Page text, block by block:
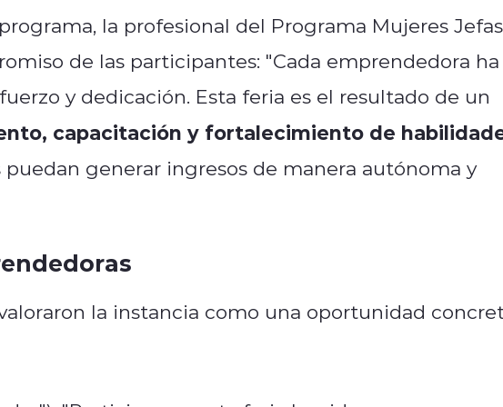
la profesional del Programa Mujeres Jefas
de las participantes: "Cada emprendedora ha
y dedicación. Esta feria es el resultado de un
capacitación y fortalecimiento de
generar ingresos de manera autónoma y
la instancia como una oportunidad